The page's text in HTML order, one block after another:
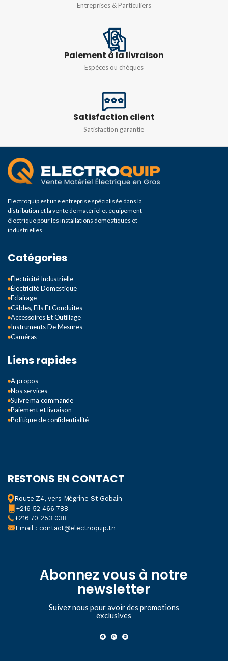
Entreprises & Particuliers
Paiement à la livraison
Espèces ou chèques
Satisfaction client
Satisfaction garantie
Electroquip est une entreprise spécialisée dans la
distribution et la vente de matériel et équipement
électrique pour les installations domestiques et
industrielles.
Catégories
Électricité Industrielle
Électricité Domestique
Eclairage
Câbles, Fils Et Conduites
Accessoires Et Outillage
Instruments De Mesures
Caméras
Liens rapides
A propos
Nos services
Suivre ma commande
Paiement et livraison
Politique de confidentialité
RESTONS EN CONTACT
Route Z4, vers Mégrine St Gobain
+216 52 466 788
+216 70 253 038
Email : contact@electroquip.tn
Abonnez vous à notre
newsletter
Suivez nous pour avoir des promotions
exclusives